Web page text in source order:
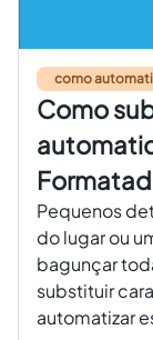
como
Como
Pequenos
do lugar ou
bagunçar
substituir
automatizar